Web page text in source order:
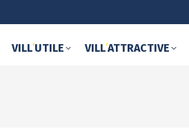
VILL‘UTILE VILL‘ATTRACTIVE